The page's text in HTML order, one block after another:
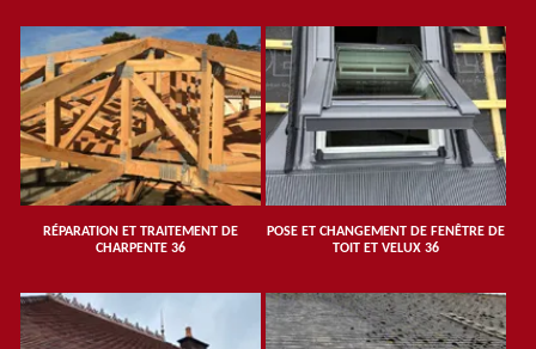
RÉPARATION ET TRAITEMENT DE
CHARPENTE 36
POSE ET CHANGEMENT DE FENÊTRE DE
TOIT ET VELUX 36